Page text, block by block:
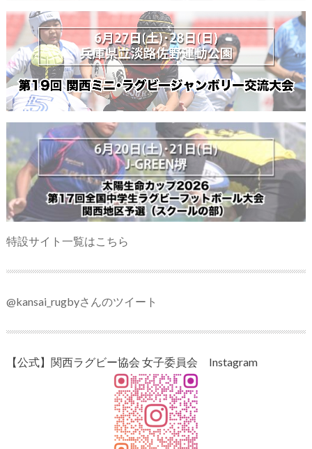
特設サイト一覧はこちら
@kansai_rugbyさんのツイート
【公式】関西ラグビー協会 女子委員会 Instagram